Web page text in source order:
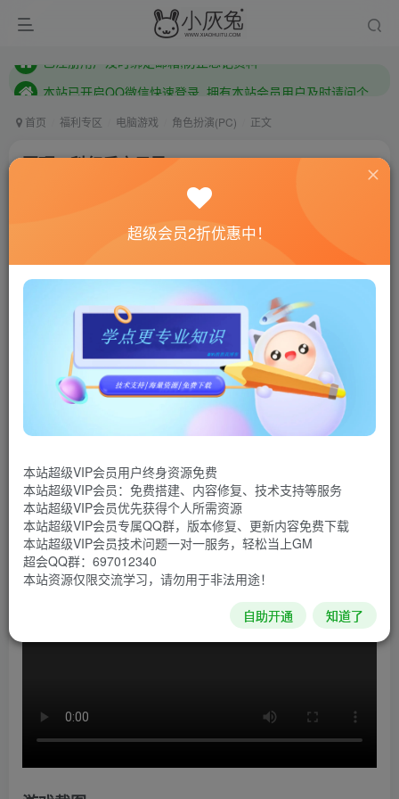
本站已开启QQ微信快速登录 ,拥有本站会员用户及时请问个人中心绑定！
首页 福利专区 电脑游戏 角色扮演(PC) 正文
圆顶：科幻后启示录RPG/Encased: A Sci-Fi
0 610 128
联网教程： 内附教程
单机教程： 内附教程
不懂的话联系客服！！！
本站的资源转载自国内外各大媒体和网络，仅供试玩体
验。如果您喜欢该游戏内容，请支持正版→→→正版购买
荒无人烟的沙漠中发现了前所未有的庞大存在：穹顶。对抗
敌人，探索怪奇废土，提升角色能力，在化为残垣断壁的世
界中找到属于自己的归宿。
游戏视频
超级会员2折优惠中！
本站超级VIP会员用户终身资源免费
本站超级VIP会员：免费搭建、内容修复、技术支持等服务
本站超级VIP会员优先获得个人所需资源
本站超级VIP会员专属QQ群，版本修复、更新内容免费下载
本站超级VIP会员技术问题一对一服务，轻松当上GM
超会QQ群：697012340
本站资源仅限交流学习，请勿用于非法用途！
自助开通 知道了